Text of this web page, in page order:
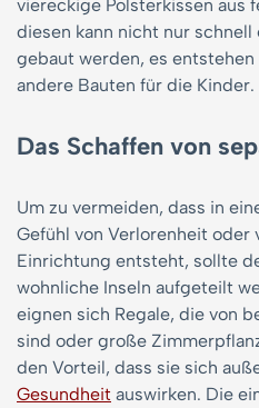
viereckige Polsterkissen aus
diesen kann nicht nur schnell
gebaut werden, es
andere Bauten für die Kinder.
Das Schaffen von
Um zu vermeiden, dass in
Gefühl von Verlorenheit oder
Einrichtung entsteht, sollte
wohnliche Inseln aufgeteilt
eignen sich Regale, die von
sind oder große
den Vorteil, dass sie sich
Gesundheit auswirken. Die